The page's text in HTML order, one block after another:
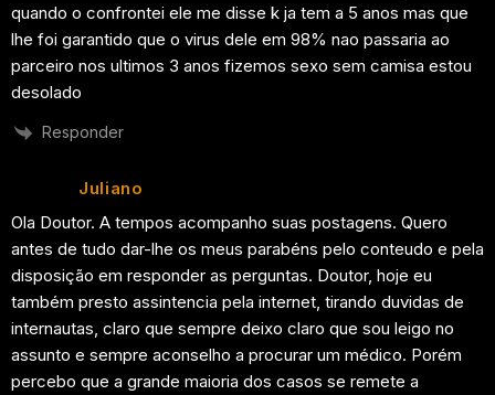
quando o confrontei ele me disse k ja tem a 5 anos mas que
lhe foi garantido que o virus dele em 98% nao passaria ao
parceiro nos ultimos 3 anos fizemos sexo sem camisa estou
desolado
Responder
Juliano
Ola Doutor. A tempos acompanho suas postagens. Quero
antes de tudo dar-lhe os meus parabéns pelo conteudo e pela
disposição em responder as perguntas. Doutor, hoje eu
também presto assintencia pela internet, tirando duvidas de
internautas, claro que sempre deixo claro que sou leigo no
assunto e sempre aconselho a procurar um médico. Porém
percebo que a grande maioria dos casos se remete a